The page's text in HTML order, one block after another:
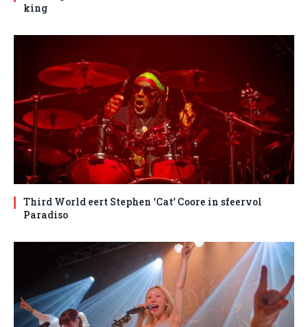
king
Third World eert Stephen ‘Cat’ Coore in sfeervol
Paradiso